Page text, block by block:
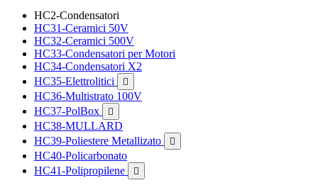
HC2-Condensatori
HC31-Ceramici 50V
HC32-Ceramici 500V
HC33-Condensatori per Motori
HC34-Condensatori X2
HC35-Elettrolitici

HC36-Multistrato 100V
HC37-PolBox

HC38-MULLARD
HC39-Poliestere Metallizato

HC40-Policarbonato
HC41-Polipropilene
